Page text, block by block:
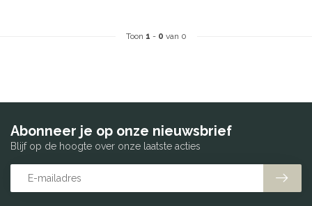
Toon 1 - 0 van 0
Abonneer je op onze nieuwsbrief
Blijf op de hoogte over onze laatste acties